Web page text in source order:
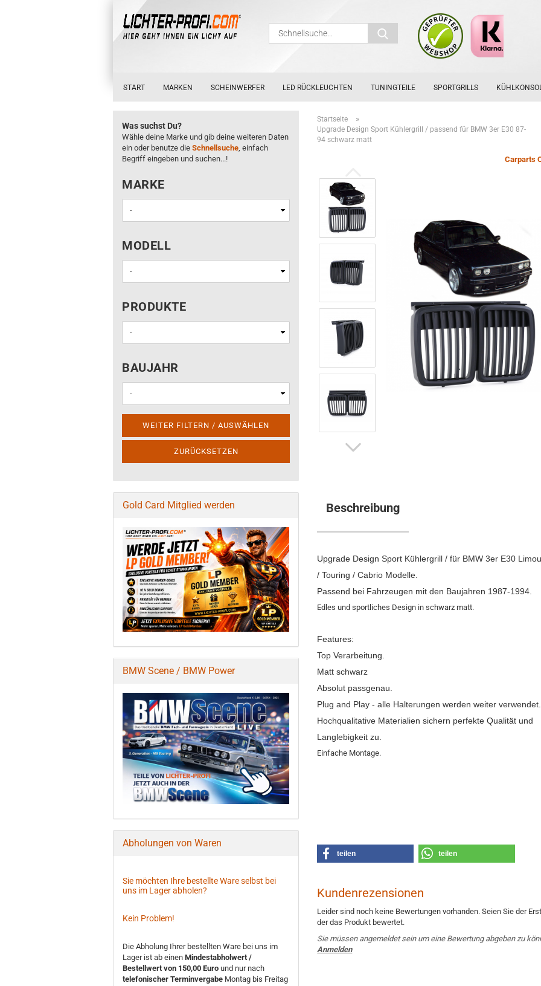
Schnellsuche...
START MARKEN SCHEINWERFER LED RÜCKLEUCHTEN TUNINGTEILE SPORTGRILLS
Startseite »
Upgrade Design Sport Kühlergrill / passend für BMW 3er E30 87-
94 schwarz matt
Carparts
Beschreibung
Upgrade Design Sport Kühlergrill / für BMW 3er E30
/ Touring / Cabrio Modelle.
Passend bei Fahrzeugen mit den Baujahren 1987-1994.
Edles und sportliches Design in schwarz matt.
Features:
Top Verarbeitung.
Matt schwarz
Absolut passgenau.
Plug and Play - alle Halterungen werden weiter verwendet.
Hochqualitative Materialien sichern perfekte Qualität und
Langlebigkeit zu.
Einfache Montage.
teilen teilen
Kundenrezensionen
Leider sind noch keine Bewertungen vorhanden. Seien Sie der
der das Produkt bewertet.
Sie müssen angemeldet sein um eine Bewertung abgeben zu
Anmelden
Was suchst Du?
Wähle deine Marke und gib deine weiteren Daten
ein oder benutze die Schnellsuche, einfach
Begriff eingeben und suchen...!
MARKE
MARKE
MODELL
MODELL
PRODUKTE
PRODUKTE
BAUJAHR
BAUJAHR
WEITER FILTERN / AUSWÄHLEN
ZURÜCKSETZEN
Gold Card Mitglied werden
BMW Scene / BMW Power
Abholungen von Waren
Sie möchten Ihre bestellte Ware selbst bei
uns im Lager abholen?
Kein Problem!
Die Abholung Ihrer bestellten Ware bei uns im
Lager ist ab einen Mindestabholwert /
Bestellwert von 150,00 Euro und nur nach
telefonischer Terminvergabe Montag bis Freitag